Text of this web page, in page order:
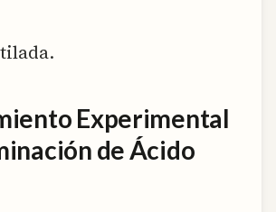
Experimental
de Ácido